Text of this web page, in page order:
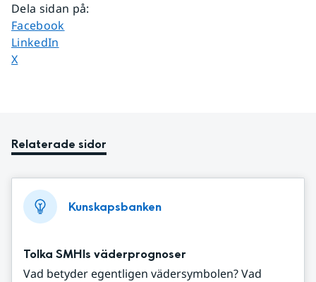
Dela sidan på:
Dela sidan på
Facebook
Dela sidan på
LinkedIn
Dela sidan på
X
Relaterade sidor
Kunskapsbanken
Tolka SMHIs väderprognoser
Vad betyder egentligen vädersymbolen? Vad